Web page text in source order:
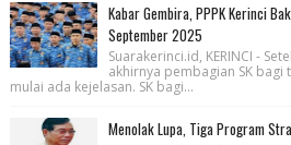
Kabar Gembira, PPPK Kerinci
September 2025
Suarakerinci.id, KERINCI -
akhirnya pembagian SK bagi
mulai ada kejelasan. SK bagi...
Menolak Lupa, Tiga Program